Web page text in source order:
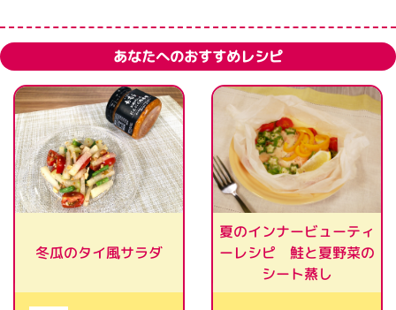
あなたへのおすすめレシピ
冬瓜のタイ風サラダ
夏のインナービューティ
ーレシピ 鮭と夏野菜の
シート蒸し